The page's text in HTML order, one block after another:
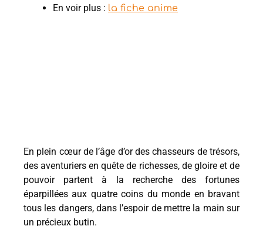
En voir plus : la fiche anime
En plein cœur de l’âge d’or des chasseurs de trésors,
des aventuriers en quête de richesses, de gloire et de
pouvoir partent à la recherche des fortunes
éparpillées aux quatre coins du monde en bravant
tous les dangers, dans l’espoir de mettre la main sur
un précieux butin.